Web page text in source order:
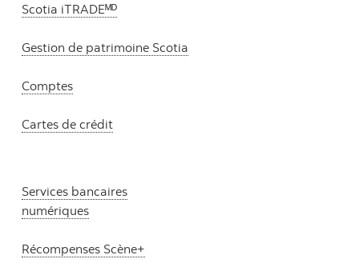
Scotia iTRADEᴹᴰ
Gestion de patrimoine Scotia
Comptes
Cartes de crédit
Services bancaires
numériques
Récompenses Scène+